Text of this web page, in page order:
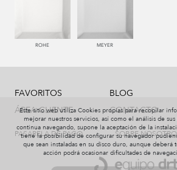
ROHE MEYER
FAVORITOS
ÁREA CLIENTE
BLOG
CONTACTO
PASARELA DE PAGO SOBRE
Este sitio web utiliza Cookies propias para recopilar
mejorar nuestros servicios, así como el análisis de
continua navegando, supone la aceptación de la
tiene la posibilidad de configurar su navegador
que sean instaladas en su disco duro, aunque
acción podrá ocasionar dificultades de